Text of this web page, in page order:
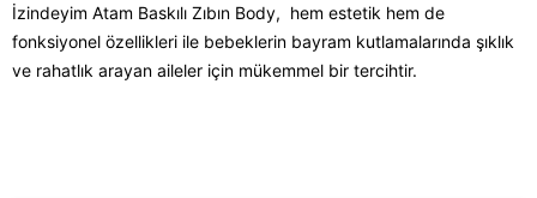
İzindeyim Atam Baskılı Zıbın Body, hem estetik hem de
fonksiyonel özellikleri ile bebeklerin bayram kutlamalarında şıklık
ve rahatlık arayan aileler için mükemmel bir tercihtir.